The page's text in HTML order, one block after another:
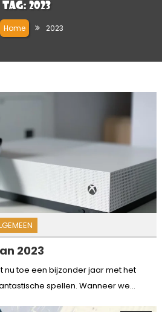
Tag: 2023
Home 2023
2023
nu toe een bijzonder jaar met het
spellen. Wanneer we...